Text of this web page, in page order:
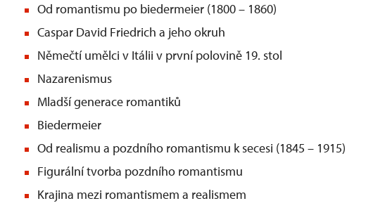
Od romantismu po biedermeier (1800 – 1860)
Caspar David Friedrich a jeho okruh
Němečtí umělci v Itálii v první polovině 19. stol
Nazarenismus
Mladší generace romantiků
Biedermeier
Od realismu a pozdního romantismu k secesi (1845 – 1915)
Figurální tvorba pozdního romantismu
Krajina mezi romantismem a realismem